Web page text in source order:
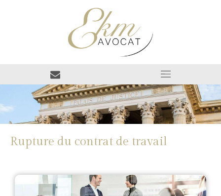
Rupture du contrat de travail